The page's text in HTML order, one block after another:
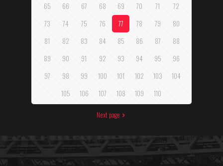
65
66 67 68 69 70 71
72
73
74 75 76 77 78 79
80
81
82 83 84 85 86 87
88
89
90 91 92 93 94 95
96
97
98 99 100 101 102 103
104
105
106 107 108 109 110
Next page